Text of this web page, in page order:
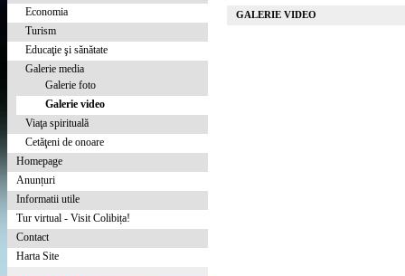
Economia
Turism
Educaţie şi sănătate
Galerie media
Galerie foto
Galerie video
Viaţa spirituală
Cetăţeni de onoare
Homepage
Anunțuri
Informatii utile
Tur virtual - Visit Colibița!
Contact
Harta Site
GALERIE VIDEO